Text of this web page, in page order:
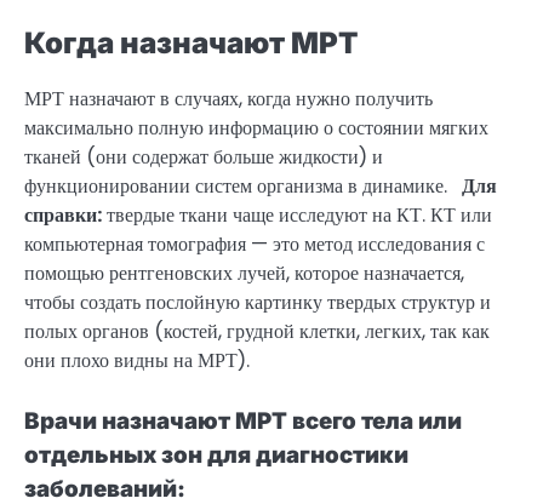
Когда назначают МРТ
МРТ назначают в случаях, когда нужно получить
максимально полную информацию о состоянии мягких
тканей (они содержат больше жидкости) и
функционировании систем организма в динамике. Для
справки:твердые ткани чаще исследуют на КТ. КТ или
компьютерная томография — это метод исследования с
помощью рентгеновских лучей, которое назначается,
чтобы создать послойную картинку твердых структур и
полых органов (костей, грудной клетки, легких, так как
они плохо видны на МРТ).
Врачи назначают МРТ всего тела или
отдельных зон для диагностики
заболеваний: